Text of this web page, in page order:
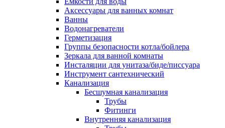
Аксессуары для ванных комнат
Ванны
Водонагреватели
Герметизация
Группы безопасности котла/бойлера
Зеркала для ванной комнаты
Инсталяции для унитаза/биде/писсуара
Инструмент сантехнический
Канализация
Бесшумная канализация
Трубы
Фитинги
Внутренняя канализация